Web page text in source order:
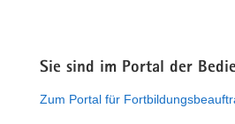
Sie sind im Portal der
Zum Portal für